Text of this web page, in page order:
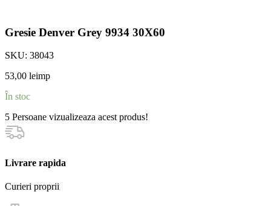
Gresie Denver Grey 9934 30X60
SKU: 38043
53,00 leimp
În stoc
5 Persoane vizualizeaza acest produs!
Livrare rapida
Curieri proprii